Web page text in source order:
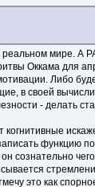
мире. А
Оккама для
Либо
в своей
- делать
функцию
сознательно
это как